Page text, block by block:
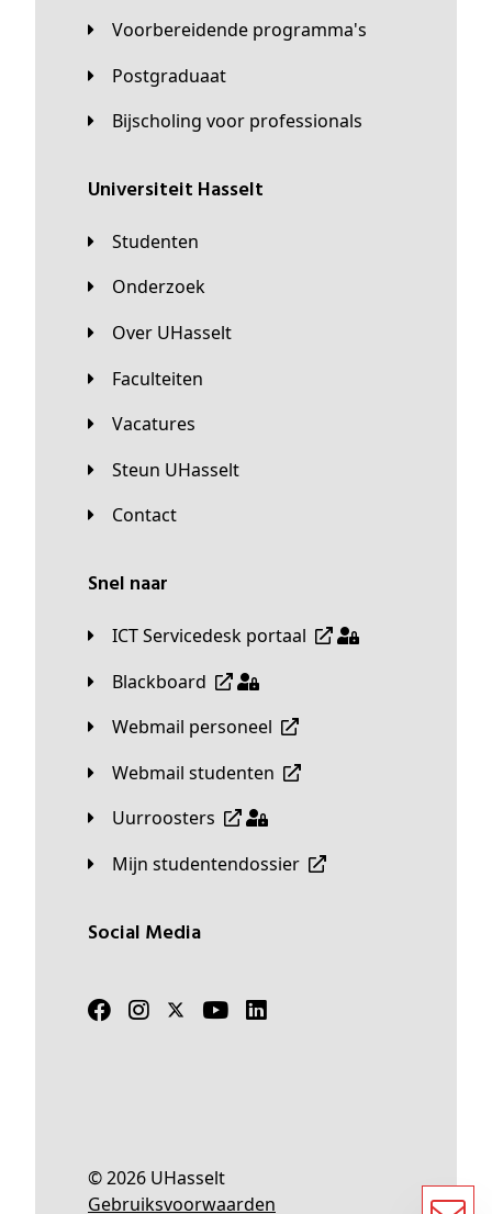
Voorbereidende programma's
Postgraduaat
Bijscholing voor professionals
universiteit Hasselt
Studenten
Onderzoek
Over UHasselt
Faculteiten
Vacatures
Steun UHasselt
Contact
Snel naar
ICT Servicedesk portaal
Blackboard
Webmail personeel
Webmail studenten
Uurroosters
Mijn studentendossier
Social Media
© 2026 UHasselt
Gebruiksvoorwaarden